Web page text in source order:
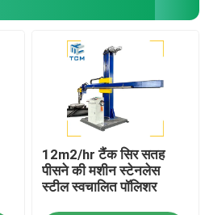
12m2/hr टैंक सिर सतह
पीसने की मशीन स्टेनलेस
स्टील स्वचालित पॉलिशर